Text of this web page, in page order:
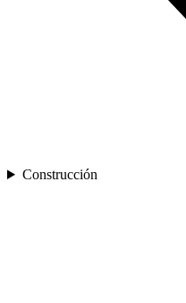
Construcción